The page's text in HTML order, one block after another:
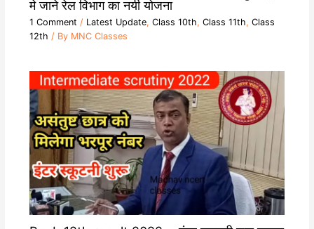
मे जाने रेल विभाग का नयी योजना
1 Comment / Latest Update, Class 10th, Class 11th, Class
12th / By MNC Classes